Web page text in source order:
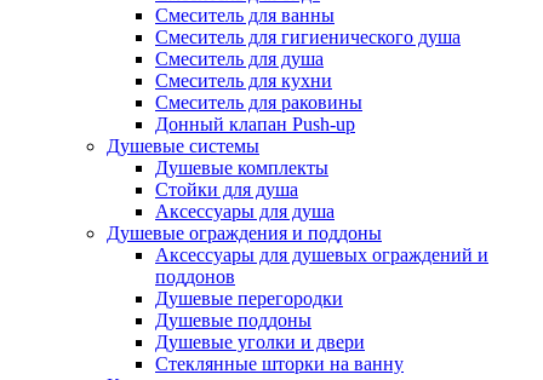
Смеситель для ванны
Смеситель для гигиенического душа
Смеситель для душа
Смеситель для кухни
Смеситель для раковины
Донный клапан Push-up
Душевые системы
Душевые комплекты
Стойки для душа
Аксессуары для душа
Душевые ограждения и поддоны
Аксессуары для душевых ограждений и
поддонов
Душевые перегородки
Душевые поддоны
Душевые уголки и двери
Стеклянные шторки на ванну